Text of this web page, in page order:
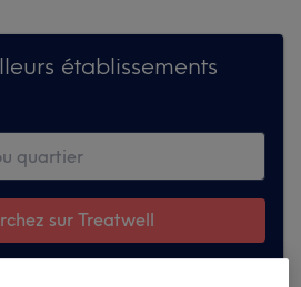
établissements
sur Treatwell